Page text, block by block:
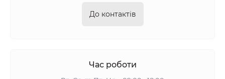
До контактів
Час роботи